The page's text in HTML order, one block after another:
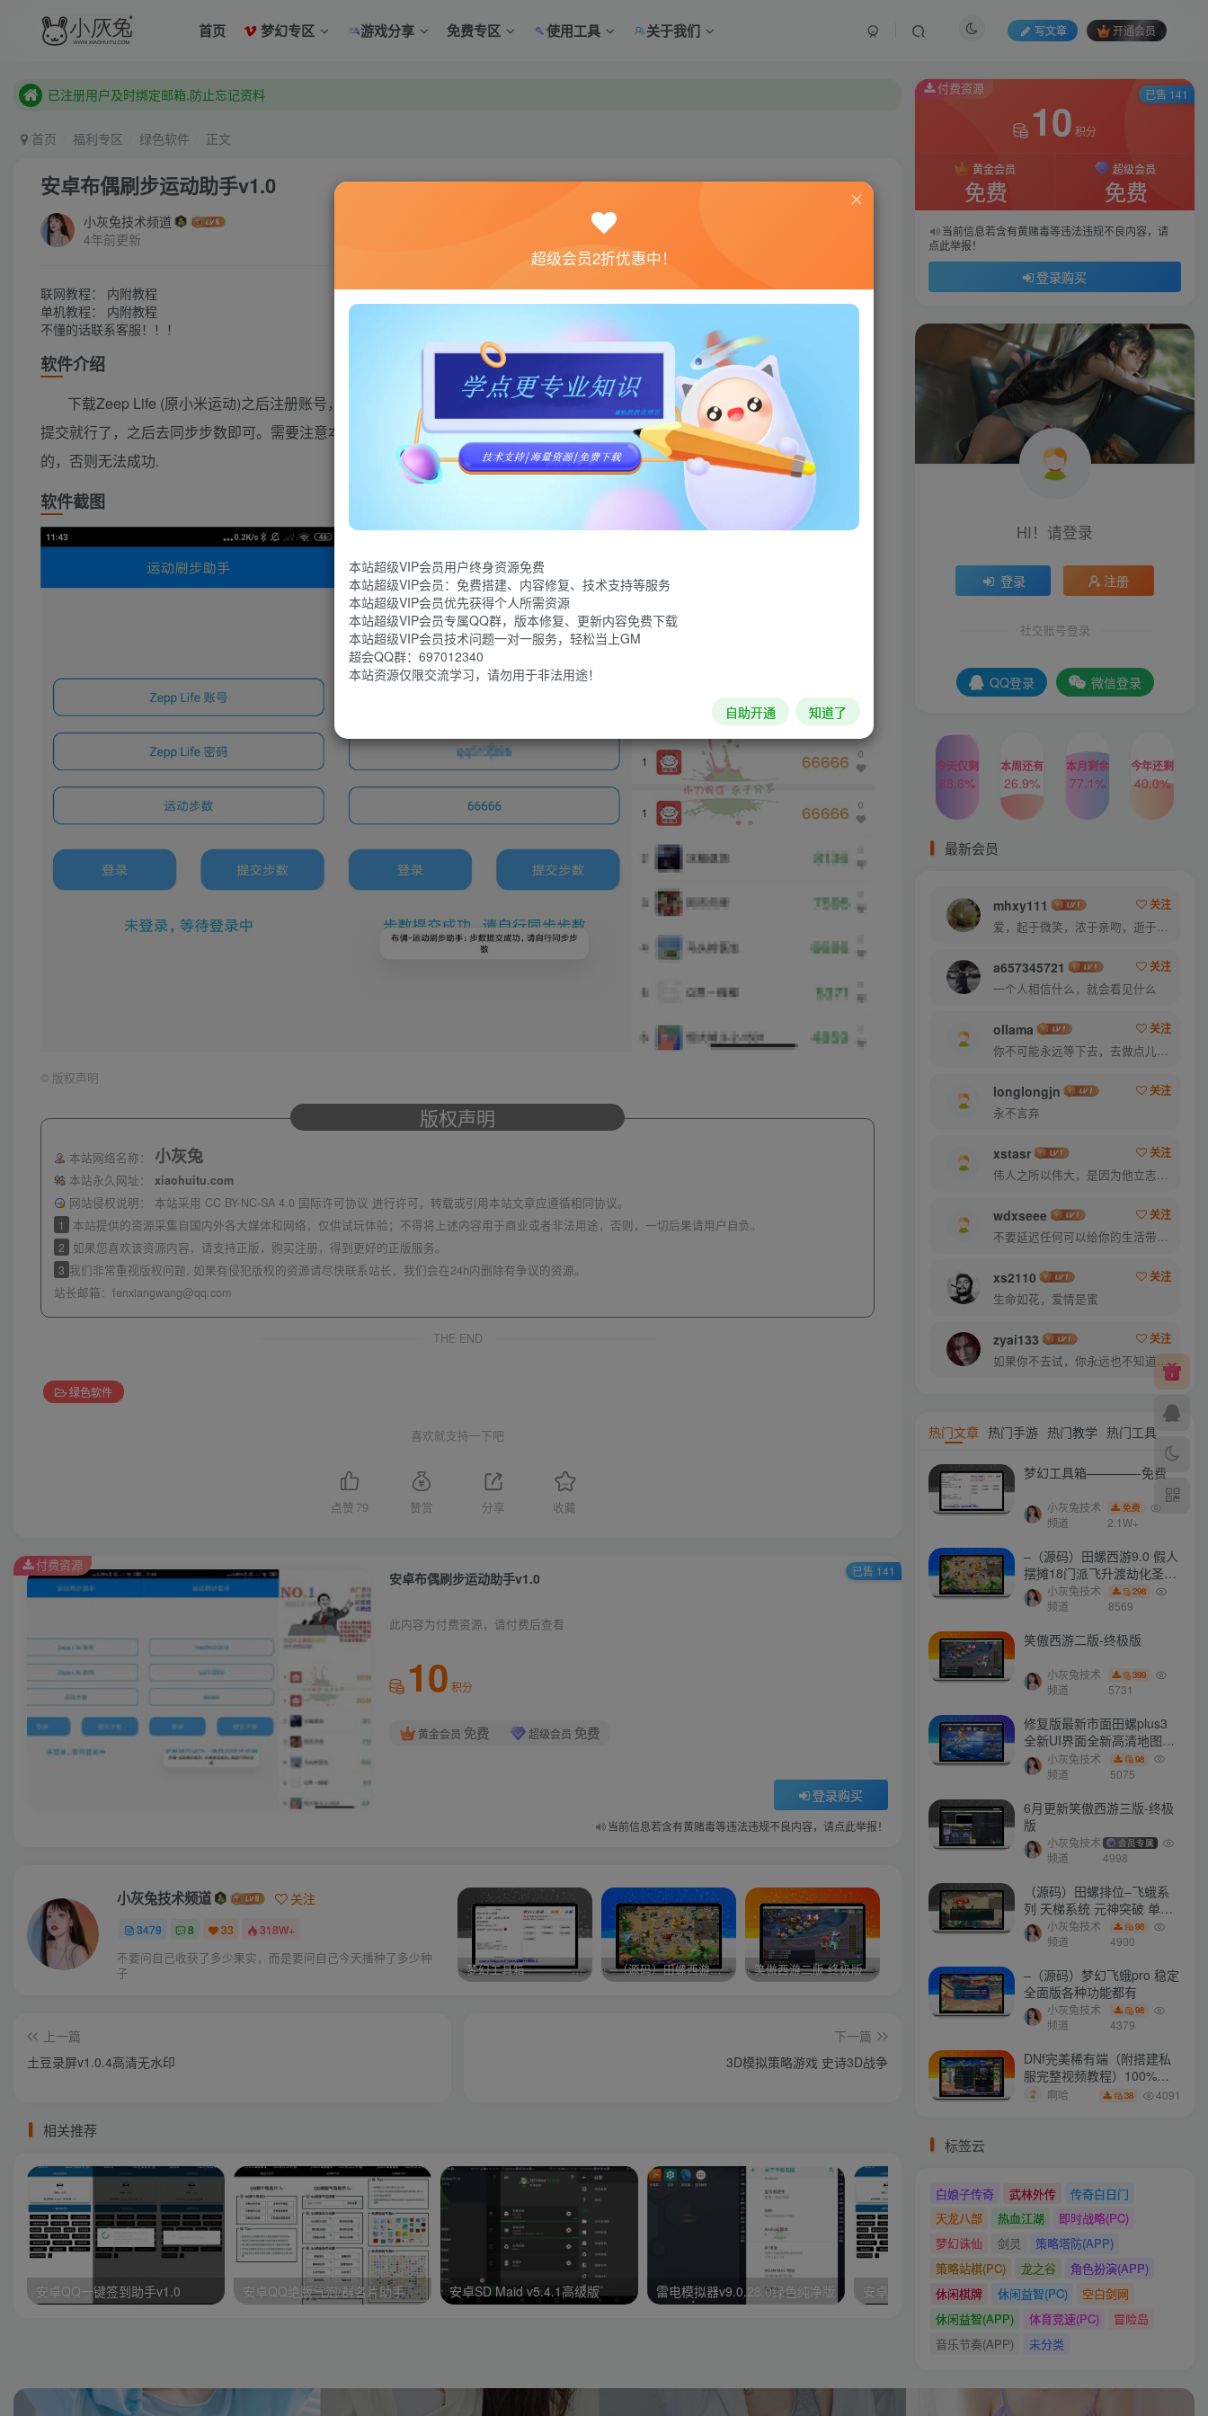
首页 梦幻专区 游戏分享 免费专区 使用工具 关于我们 写文章 开通会员
本站已开启QQ微信快速登录 ,拥有本站会员用户及时请问个人中心绑定！
本站已开启QQ微信快速登录 ,拥有本站会员用户及时请问个人中心绑定！
首页 福利专区 绿色软件 正文
安卓布偶刷步运动助手v1.0
小灰兔技术频道
4年前更新
联网教程： 内附教程
单机教程： 内附教程
不懂的话联系客服！！！
软件介绍
下载Zeep Life (原小米运动)之后注册账号，然后第三方接入即可， 然后打开软件输入账号密码，然后登录再输入要刷的步数，
提交就行了，之后去同步步数即可。需要注意本地操作所以获取的是本地的时间，使用的时候注意一下自己手机的日期是不是正确
的，否则无法成功.
软件截图
© 版权声明
版权声明
本站网络名称： 小灰兔
本站永久网址：
xiaohuitu.com
网站侵权说明：
本站采用 CC BY-NC-SA 4.0 国际许可协议 进行许可，转载或引用本站文章应遵循相同协议。
1 本站提供的资源采集自国内外各大媒体和网络，仅供试玩体验；不得将上述内容用于商业或者非法用途，否则，一切后果请用户自负。
2 如果您喜欢该资源内容，请支持正版，购买注册，得到更好的正版服务。
3 我们非常重视版权问题, 如果有侵犯版权的资源请尽快联系站长，我们会在24h内删除有争议的资源。
站长邮箱： fenxiangwang@qq.com
THE END
绿色软件
喜欢就支持一下吧
点赞 79 赞赏 分享 收藏
安卓布偶刷步运动助手v1.0
此内容为付费资源，请付费后查看
10 积分
黄金会员 免费 超级会员 免费
登录购买
当前信息若含有黄赌毒等违法违规不良内容，请点此举报！
付费资源 已售 141
小灰兔技术频道 关注
3479 8 33 318W+
不要问自己收获了多少果实，而是要问自己今天播种了多少种
子
梦幻工具箱————-免费 –（源码）田螺西游9.0 假人摆摊18门派飞升渡劫化圣助战最新BB谛听…. 笑傲西游二版-终极版 修复版最新市面田螺plus3 全新UI界面全新高清地图18门派 修复了后门ggeserver打不开 6月更新笑傲西游三版-终极版
上一篇
土豆录屏v1.0.4高清无水印
下一篇
3D模拟策略游戏 史诗3D战争
相关推荐
安卓QQ一键签到助手v1.0 安卓QQ绝版气泡/群名片助手 安卓SD Maid v5.4.1高级版 雷电模拟器v9.0.28.0绿色纯净版 安卓QQ一键签到助手v1.0
付费资源
10 积分
黄金会员
免费
超级会员
免费
当前信息若含有黄赌毒等违法违规不良内容，请
点此举报！
登录购买
已售 141
HI！请登录
登录 注册
社交账号登录
QQ登录 微信登录
今天仅剩
88.6%
本周还有
26.9%
本月剩余
77.1%
今年还剩
40.0%
最新会员
mhxy111
关注
爱，起于微笑，浓于亲吻，逝于泪水
a657345721
关注
一个人相信什么，就会看见什么
ollama
关注
你不可能永远等下去，去做点儿什么，让一切成真
longlongjn
关注
永不言弃
xstasr
关注
伟人之所以伟大，是因为他立志要成为伟大的人
wdxseee
关注
不要延迟任何可以给你的生活带来欢笑与快乐的事情
xs2110
关注
生命如花，爱情是蜜
zyai133
关注
如果你不去试，你永远也不知道结果，所以去试试吧
热门文章 热门手游 热门教学 热门工具
梦幻工具箱————-免费
小灰兔技术
频道
免费
2.1W+
–（源码）田螺西游9.0 假人
摆摊18门派飞升渡劫化圣助
战最新BB谛听….
小灰兔技术
频道
298
8569
笑傲西游二版-终极版
小灰兔技术
频道
399
5731
修复版最新市面田螺plus3
全新UI界面全新高清地图18
门派 修复了后门ggeserver
打不开
小灰兔技术
频道
98
5075
6月更新笑傲西游三版-终极
版
小灰兔技术
频道
会员专属
4998
（源码）田螺排位–飞蛾系
列 天梯系统 元神突破 单机
免费 含GM工具
小灰兔技术
频道
98
4900
–（源码）梦幻飞蛾pro 稳定
全面版各种功能都有
小灰兔技术
频道
98
4379
DNf完美稀有端（附搭建私
服完整视频教程）100%可
搭建(附完美端升级补丁)
啊哈 38 4091
标签云
白娘子传奇 武林外传
传奇白日门
天龙八部
热血江湖
即时战略(PC)
梦幻诛仙
剑灵
策略塔防(APP)
策略站棋(PC)
龙之谷
角色扮演(APP)
休闲棋牌
休闲益智(PC)
空白剑网
休闲益智(APP)
体育竞速(PC)
冒险岛
音乐节奏(APP)
未分类
超级会员2折优惠中！
本站超级VIP会员用户终身资源免费
本站超级VIP会员：免费搭建、内容修复、技术支持等服务
本站超级VIP会员优先获得个人所需资源
本站超级VIP会员专属QQ群，版本修复、更新内容免费下载
本站超级VIP会员技术问题一对一服务，轻松当上GM
超会QQ群：697012340
本站资源仅限交流学习，请勿用于非法用途！
自助开通 知道了